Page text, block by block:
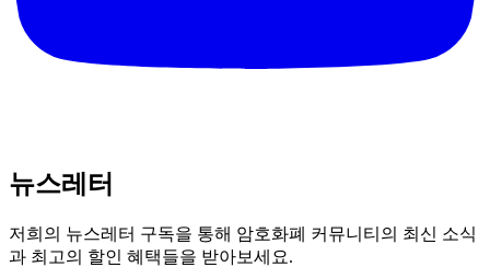
뉴스레터
저희의 뉴스레터 구독을 통해 암호화폐 커뮤니티의 최신 소식
과 최고의 할인 혜택들을 받아보세요.